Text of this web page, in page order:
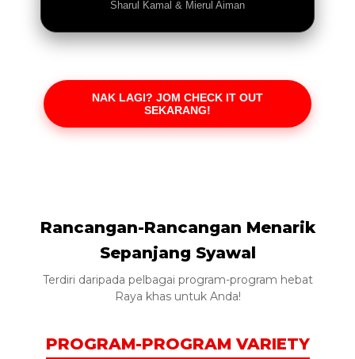
Sharul Kamal & Mierul Aiman
NAK LAGI? JOM CHECK IT OUT
SEKARANG!
Rancangan-Rancangan Menarik
Sepanjang Syawal
Terdiri daripada pelbagai program-program hebat
Raya khas untuk Anda!
PROGRAM-PROGRAM VARIETY